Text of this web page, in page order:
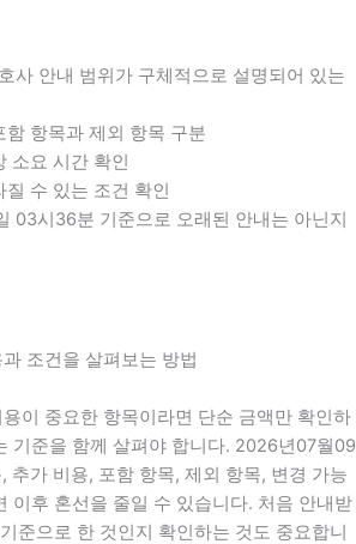
사 안내 범위가 구체적으로 설명되어 있는
함 항목과 제외 항목 구분
소요 시간 확인
질 수 있는 조건 확인
03시36분 기준으로 오래된 안내는 아닌지
조건을 살펴보는 방법
이 중요한 항목이라면 단순 금액만 확인하
기준을 함께 살펴야 합니다. 2026년07월09
추가 비용, 포함 항목, 제외 항목, 변경 가능
이후 혼선을 줄일 수 있습니다. 처음 안내받
준으로 한 것인지 확인하는 것도 중요합니